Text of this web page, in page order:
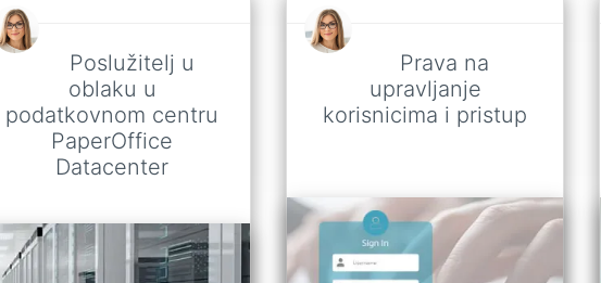
Poslužitelj u
oblaku u
podatkovnom centru
PaperOffice
Datacenter
Prava na
upravljanje
korisnicima i pristup